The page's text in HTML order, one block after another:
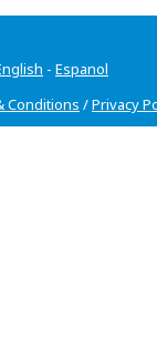
- Espanol
Conditions /Privacy